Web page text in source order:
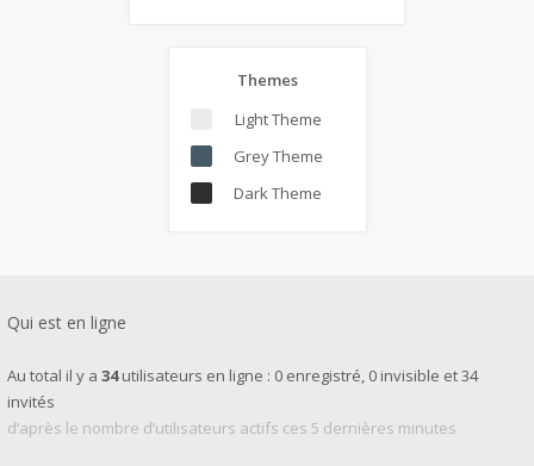
Themes
Light Theme
Grey Theme
Dark Theme
Qui est en ligne
Au total il y a 34utilisateurs en ligne : 0 enregistré, 0 invisible et 34
invités
d’après le nombre d’utilisateurs actifs ces 5 dernières minutes